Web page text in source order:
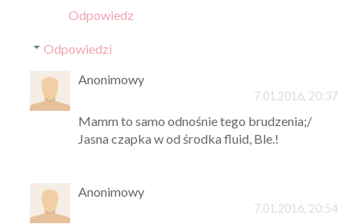
Odpowiedz
Odpowiedzi
Anonimowy
7.01.2016, 20:37
Mamm to samo odnośnie tego brudzenia;/
Jasna czapka w od środka fluid, Ble.!
Anonimowy
7.01.2016, 20:54